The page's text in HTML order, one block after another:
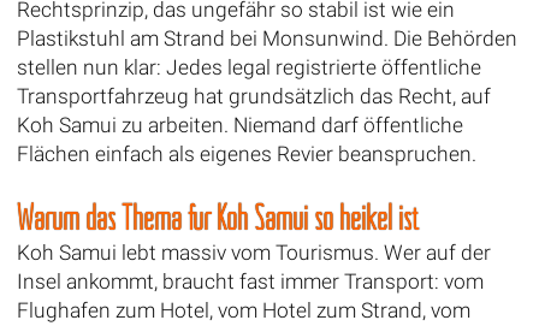
Rechtsprinzip, das ungefähr so stabil ist wie ein
Plastikstuhl am Strand bei Monsunwind. Die Behörden
stellen nun klar: Jedes legal registrierte öffentliche
Transportfahrzeug hat grundsätzlich das Recht, auf
Koh Samui zu arbeiten. Niemand darf öffentliche
Flächen einfach als eigenes Revier beanspruchen.
Warum das Thema für Koh Samui so heikel ist
Koh Samui lebt massiv vom Tourismus. Wer auf der
Insel ankommt, braucht fast immer Transport: vom
Flughafen zum Hotel, vom Hotel zum Strand, vom